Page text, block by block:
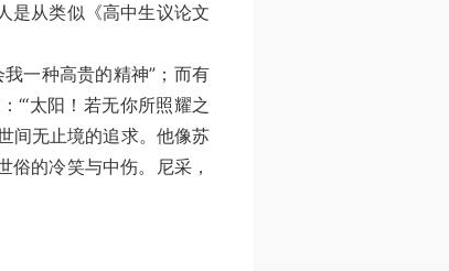
是从类似《高中生议论文
一种高贵的精神”；而有
“‘太阳！若无你所照耀之
间无止境的追求。他像苏
的冷笑与中伤。尼采，